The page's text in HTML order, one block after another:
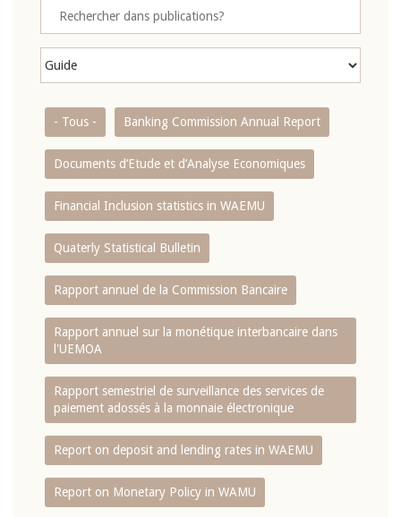
- Tous - Banking Commission Annual Report
Documents d’Etude et d’Analyse Economiques
Financial Inclusion statistics in WAEMU
Quaterly Statistical Bulletin
Rapport annuel de la Commission Bancaire
Rapport annuel sur la monétique interbancaire dans
l'UEMOA
Rapport semestriel de surveillance des services de
paiement adossés à la monnaie électronique
Report on deposit and lending rates in WAEMU
Report on Monetary Policy in WAMU